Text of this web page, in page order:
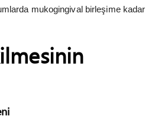
mukogingival birleşime kadar